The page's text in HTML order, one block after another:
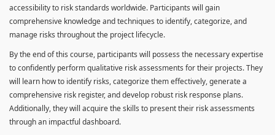
accessibility to risk standards worldwide. Participants will gain
comprehensive knowledge and techniques to identify, categorize, and
manage risks throughout the project lifecycle.
By the end of this course, participants will possess the necessary expertise
to confidently perform qualitative risk assessments for their projects. They
will learn how to identify risks, categorize them effectively, generate a
comprehensive risk register, and develop robust risk response plans.
Additionally, they will acquire the skills to present their risk assessments
through an impactful dashboard.